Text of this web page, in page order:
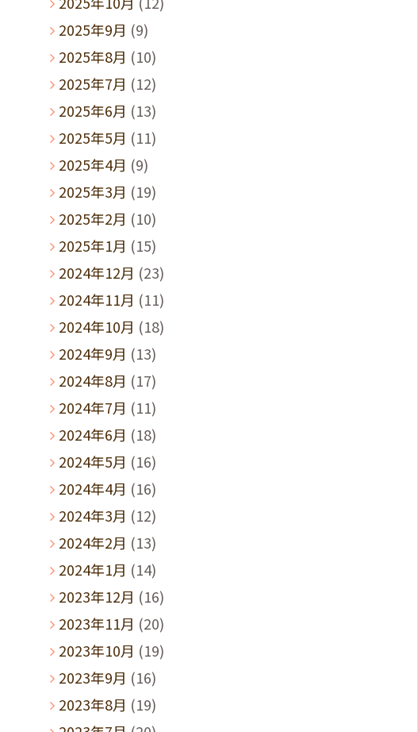
2025年9月 (9)
2025年8月 (10)
2025年7月 (12)
2025年6月 (13)
2025年5月 (11)
2025年4月 (9)
2025年3月 (19)
2025年2月 (10)
2025年1月 (15)
2024年12月 (23)
2024年11月 (11)
2024年10月 (18)
2024年9月 (13)
2024年8月 (17)
2024年7月 (11)
2024年6月 (18)
2024年5月 (16)
2024年4月 (16)
2024年3月 (12)
2024年2月 (13)
2024年1月 (14)
2023年12月 (16)
2023年11月 (20)
2023年10月 (19)
2023年9月 (16)
2023年8月 (19)